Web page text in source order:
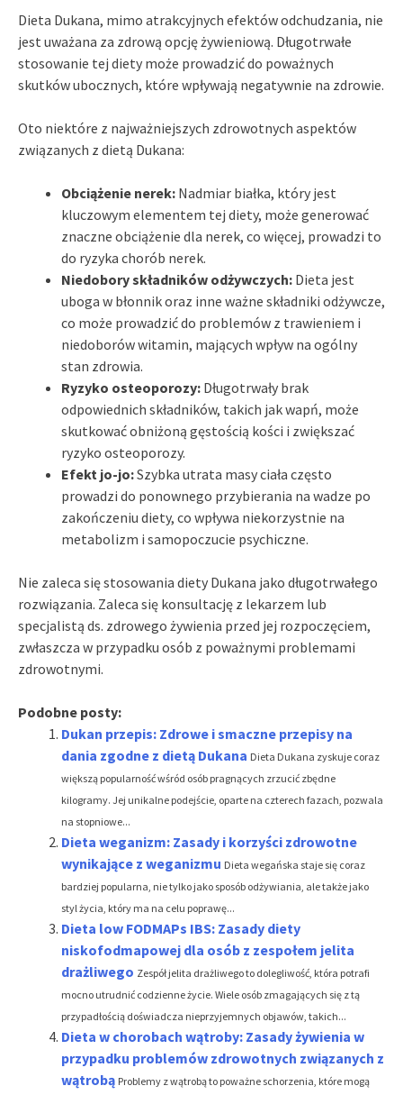
Dieta Dukana, mimo atrakcyjnych efektów odchudzania, nie
jest uważana za zdrową opcję żywieniową. Długotrwałe
stosowanie tej diety może prowadzić do poważnych
skutków ubocznych, które wpływają negatywnie na zdrowie.
Oto niektóre z najważniejszych zdrowotnych aspektów
związanych z dietą Dukana:
Obciążenie nerek: Nadmiar białka, który jest
kluczowym elementem tej diety, może generować
znaczne obciążenie dla nerek, co więcej, prowadzi to
do ryzyka chorób nerek.
Niedobory składników odżywczych: Dieta jest
uboga w błonnik oraz inne ważne składniki odżywcze,
co może prowadzić do problemów z trawieniem i
niedoborów witamin, mających wpływ na ogólny
stan zdrowia.
Ryzyko osteoporozy: Długotrwały brak
odpowiednich składników, takich jak wapń, może
skutkować obniżoną gęstością kości i zwiększać
ryzyko osteoporozy.
Efekt jo-jo:Szybka utrata masy ciała często
prowadzi do ponownego przybierania na wadze po
zakończeniu diety, co wpływa niekorzystnie na
metabolizm i samopoczucie psychiczne.
Nie zaleca się stosowania diety Dukana jako długotrwałego
rozwiązania. Zaleca się konsultację z lekarzem lub
specjalistą ds. zdrowego żywienia przed jej rozpoczęciem,
zwłaszcza w przypadku osób z poważnymi problemami
zdrowotnymi.
Podobne posty:
Dukan przepis: Zdrowe i smaczne przepisy na
dania zgodne z dietą Dukana Dieta Dukana zyskuje coraz
większą popularność wśród osób pragnących zrzucić zbędne
kilogramy. Jej unikalne podejście, oparte na czterech fazach, pozwala
na stopniowe...
Dieta weganizm: Zasady i korzyści zdrowotne
wynikające z weganizmu Dieta wegańska staje się coraz
bardziej popularna, nie tylko jako sposób odżywiania, ale także jako
styl życia, który ma na celu poprawę...
Dieta low FODMAPs IBS: Zasady diety
niskofodmapowej dla osób z zespołem jelita
drażliwego Zespół jelita drażliwego to dolegliwość, która potrafi
mocno utrudnić codzienne życie. Wiele osób zmagających się z tą
przypadłością doświadcza nieprzyjemnych objawów, takich...
Dieta w chorobach wątroby: Zasady żywienia w
przypadku problemów zdrowotnych związanych z
wątrobą Problemy z wątrobą to poważne schorzenia, które mogą